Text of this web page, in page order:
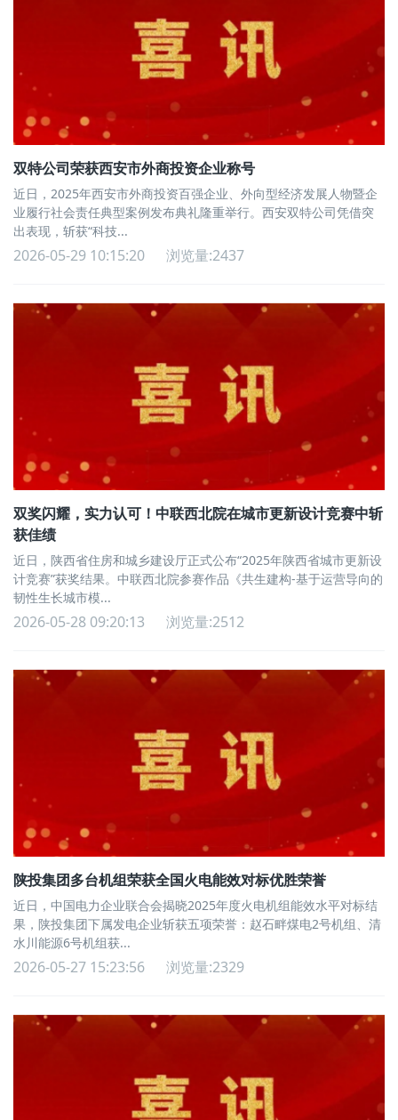
双特公司荣获西安市外商投资企业称号
近日，2025年西安市外商投资百强企业、外向型经济发展人物暨企
业履行社会责任典型案例发布典礼隆重举行。西安双特公司凭借突
出表现，斩获“科技...
2026-05-29 10:15:20 浏览量:2437
双奖闪耀，实力认可！中联西北院在城市更新设计竞赛中斩
获佳绩
近日，陕西省住房和城乡建设厅正式公布“2025年陕西省城市更新设
计竞赛”获奖结果。中联西北院参赛作品《共生建构-基于运营导向的
韧性生长城市模...
2026-05-28 09:20:13 浏览量:2512
陕投集团多台机组荣获全国火电能效对标优胜荣誉
近日，中国电力企业联合会揭晓2025年度火电机组能效水平对标结
果，陕投集团下属发电企业斩获五项荣誉：赵石畔煤电2号机组、清
水川能源6号机组获...
2026-05-27 15:23:56 浏览量:2329